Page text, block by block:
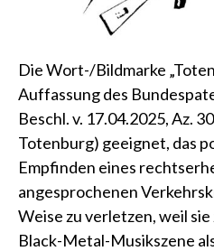
Die Wort-/Bildmarke
Auffassung des
Beschl. v. 17.04.2025, Az.
Totenburg) geeignet, das
Empfinden eines
angesprochenen
Weise zu verletzen, weil
Black-Metal-Musikszene